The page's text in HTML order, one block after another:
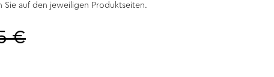
auf den jeweiligen Produktseiten.
€